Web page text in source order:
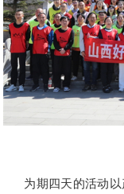
为期四天的活动